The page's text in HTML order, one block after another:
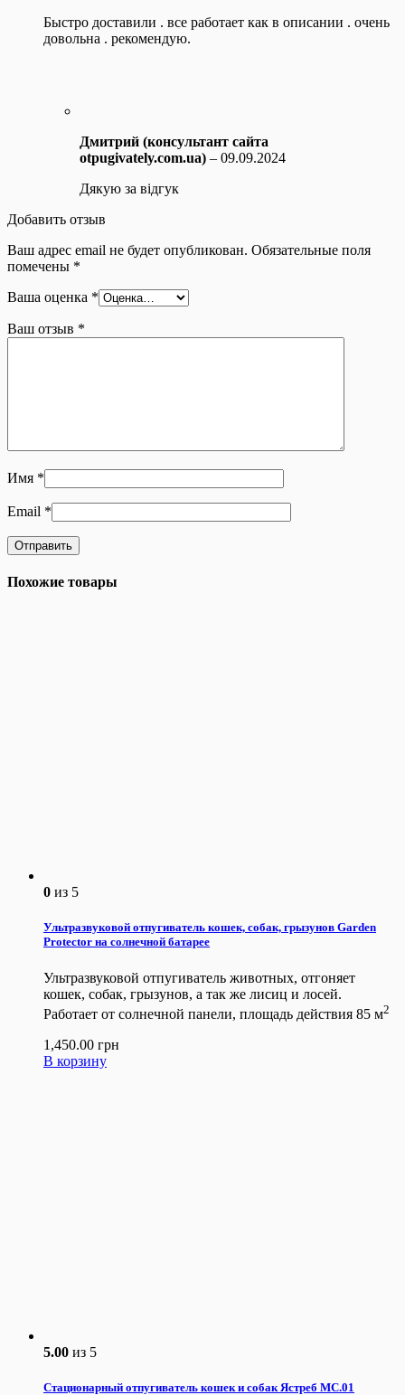
Быстро доставили . все работает как в описании . очень
довольна . рекомендую.
Дмитрий (консультант сайта
otpugivately.com.ua) – 09.09.2024
Дякую за відгук
Добавить отзыв
Ваш адрес email не будет опубликован. Обязательные поля
помечены *
Ваша оценка *
Ваш отзыв *
Имя *
Email *
Похожие товары
0 из 5
Ультразвуковой отпугиватель кошек, собак, грызунов Garden
Protector на солнечной батарее
Ультразвуковой отпугиватель животных, отгоняет
кошек, собак, грызунов, а так же лисиц и лосей.
Работает от солнечной панели, площадь действия 85 м2
1,450.00 грн
В корзину
5.00 из 5
Стационарный отпугиватель кошек и собак Ястреб МС.01